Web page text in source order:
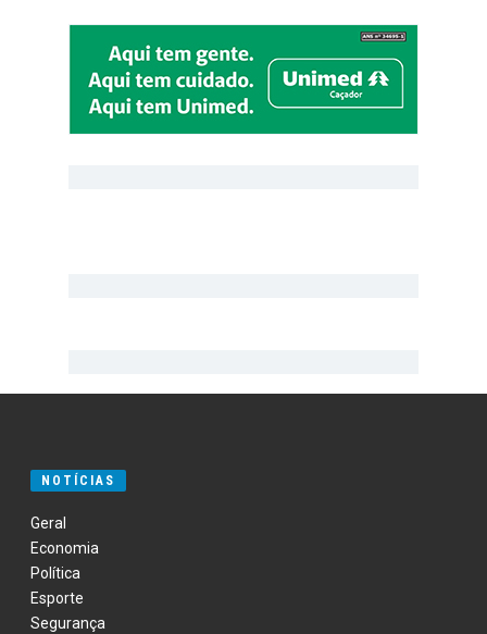
NOTÍCIAS
Geral
Economia
Política
Esporte
Segurança